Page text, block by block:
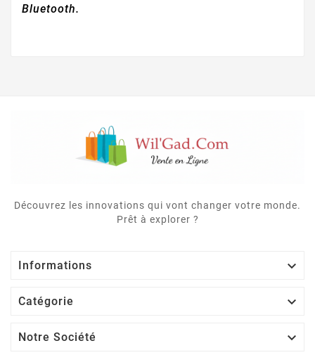
Bluetooth.
Découvrez les innovations qui vont changer votre monde.
Prêt à explorer ?
Informations 
Catégorie 
Notre Société 